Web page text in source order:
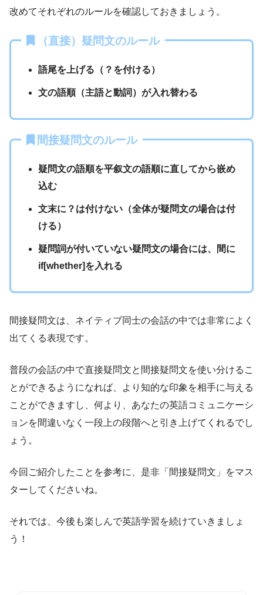
改めてそれぞれのルールを確認しておきましょう。
（直接）疑問文のルール
語尾を上げる（？を付ける）
文の語順（主語と動詞）が入れ替わる
間接疑問文のルール
疑問文の語順を平叙文の語順に直してから嵌め
込む
文末に？は付けない（全体が疑問文の場合は付
ける）
疑問詞が付いていない疑問文の場合には、間に
if[whether]を入れる
間接疑問文は、ネイティブ同士の会話の中では非常によく
出てくる表現です。
普段の会話の中で直接疑問文と間接疑問文を使い分けるこ
とができるようになれば、より知的な印象を相手に与える
ことができますし、何より、あなたの英語コミュニケーシ
ョンを間違いなく一段上の段階へと引き上げてくれるでし
ょう。
今回ご紹介したことを参考に、是非「間接疑問文」をマス
ターしてくださいね。
それでは、今後も楽しんで英語学習を続けていきましょ
う！